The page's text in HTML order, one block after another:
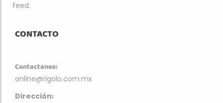
feed.
CONTACTO
Contactanos:
online@rigolo.com.mx
Dirección: